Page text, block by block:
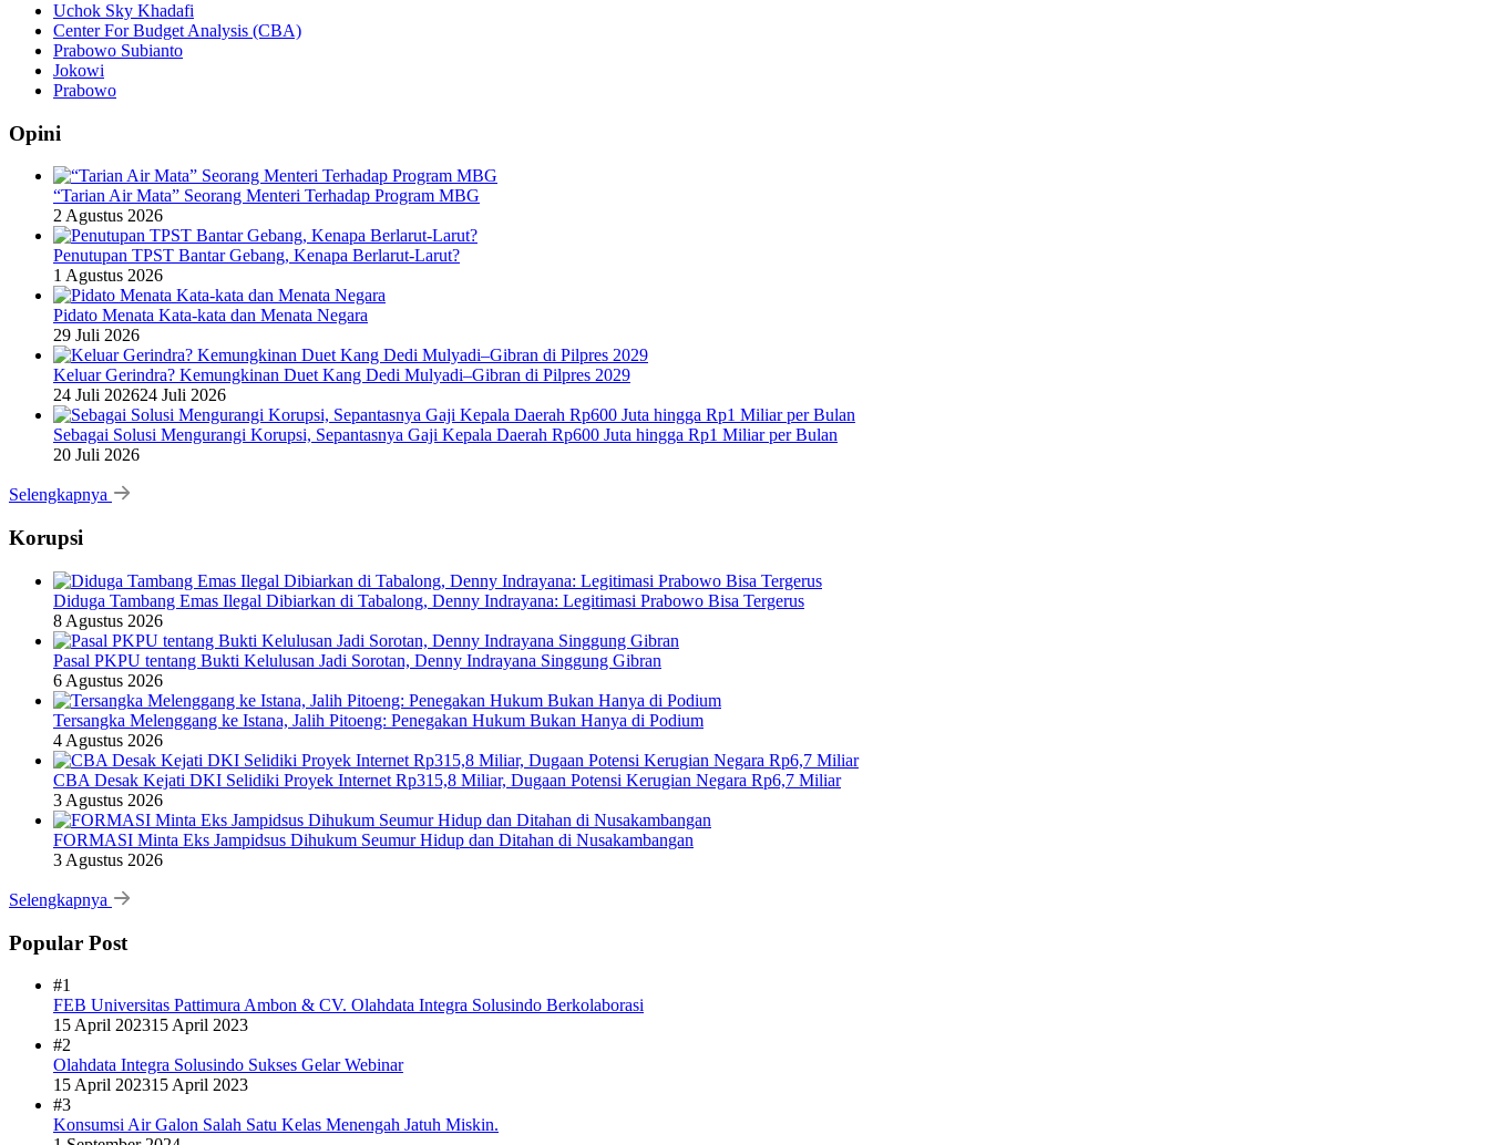
Uchok Sky Khadafi
Center For Budget Analysis (CBA)
Prabowo Subianto
Jokowi
Prabowo
Opini
“Tarian Air Mata” Seorang Menteri Terhadap Program MBG
2 Agustus 2026
Penutupan TPST Bantar Gebang, Kenapa Berlarut-Larut?
1 Agustus 2026
Pidato Menata Kata-kata dan Menata Negara
29 Juli 2026
Keluar Gerindra? Kemungkinan Duet Kang Dedi Mulyadi–Gibran di Pilpres 2029
24 Juli 202624 Juli 2026
Sebagai Solusi Mengurangi Korupsi, Sepantasnya Gaji Kepala Daerah Rp600 Juta hingga Rp1 Miliar per Bulan
20 Juli 2026
Selengkapnya
Korupsi
Diduga Tambang Emas Ilegal Dibiarkan di Tabalong, Denny Indrayana: Legitimasi Prabowo Bisa Tergerus
8 Agustus 2026
Pasal PKPU tentang Bukti Kelulusan Jadi Sorotan, Denny Indrayana Singgung Gibran
6 Agustus 2026
Tersangka Melenggang ke Istana, Jalih Pitoeng: Penegakan Hukum Bukan Hanya di Podium
4 Agustus 2026
CBA Desak Kejati DKI Selidiki Proyek Internet Rp315,8 Miliar, Dugaan Potensi Kerugian Negara Rp6,7 Miliar
3 Agustus 2026
FORMASI Minta Eks Jampidsus Dihukum Seumur Hidup dan Ditahan di Nusakambangan
3 Agustus 2026
Selengkapnya
Popular Post
#1
FEB Universitas Pattimura Ambon & CV. Olahdata Integra Solusindo Berkolaborasi
15 April 202315 April 2023
#2
Olahdata Integra Solusindo Sukses Gelar Webinar
15 April 202315 April 2023
#3
Konsumsi Air Galon Salah Satu Kelas Menengah Jatuh Miskin.